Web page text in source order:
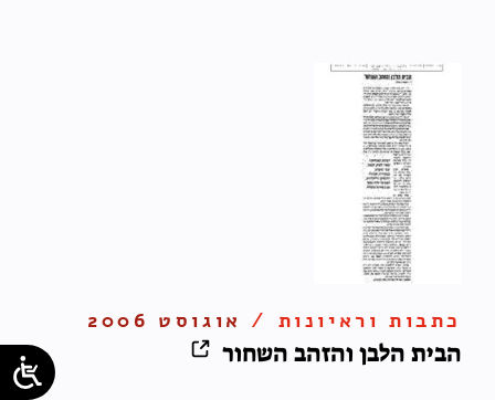
כתבות וראיונות / אוגוסט 2006
הבית הלבן והזהב השחור